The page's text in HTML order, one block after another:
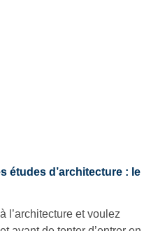
études d’architecture : le
l’architecture et voulez